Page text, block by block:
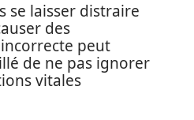
se laisser distraire
des
peut
de ne pas ignorer
vitales